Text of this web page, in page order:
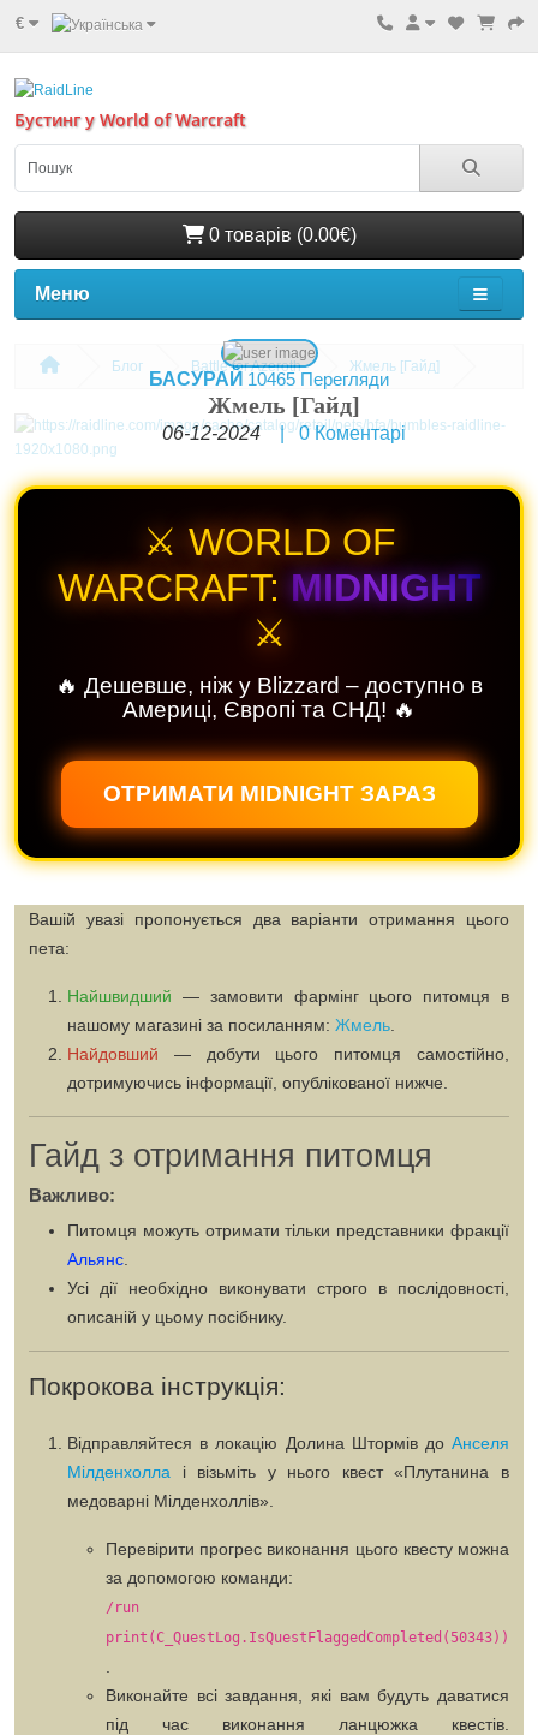
€
Бустинг у World of Warcraft
0 товарів (0.00€)
Меню
Блог Battle for Azeroth Жмель [Гайд]
БАСУРАЙ 10465 Перегляди
Жмель [Гайд]
06-12-2024 |0Коментарі
⚔️ WORLD OF
WARCRAFT: MIDNIGHT
⚔️
🔥 Дешевше, ніж у Blizzard – доступно в
Америці, Європі та СНД! 🔥
ОТРИМАТИ MIDNIGHT ЗАРАЗ
Вашій увазі пропонується два варіанти отримання цього
пета:
Найшвидший — замовити фармінг цього питомця в
нашому магазині за посиланням: Жмель
Найдовший — добути цього питомця самостійно,
дотримуючись інформації, опублікованої нижче.
Гайд з отримання питомця
Важливо:
Питомця можуть отримати тільки представники фракції
Альянс
Усі дії необхідно виконувати строго в послідовності,
описаній у цьому посібнику.
Покрокова інструкція:
Відправляйтеся в локацію Долина ШтормівдоАнселя
Мілденхолла і візьміть у нього квест«Плутанина в
медоварні Мілденхоллів»
Перевірити прогрес виконання цього квесту можна
за допомогою команди:
/run
print(C_QuestLog.IsQuestFlaggedCompleted(50343))
Виконайте всі завдання, які вам будуть даватися
під час виконання ланцюжка квестів.